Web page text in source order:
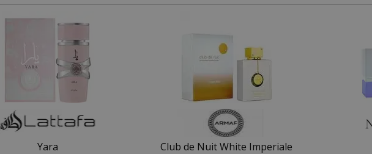
Yara Club de Nuit White Imperiale